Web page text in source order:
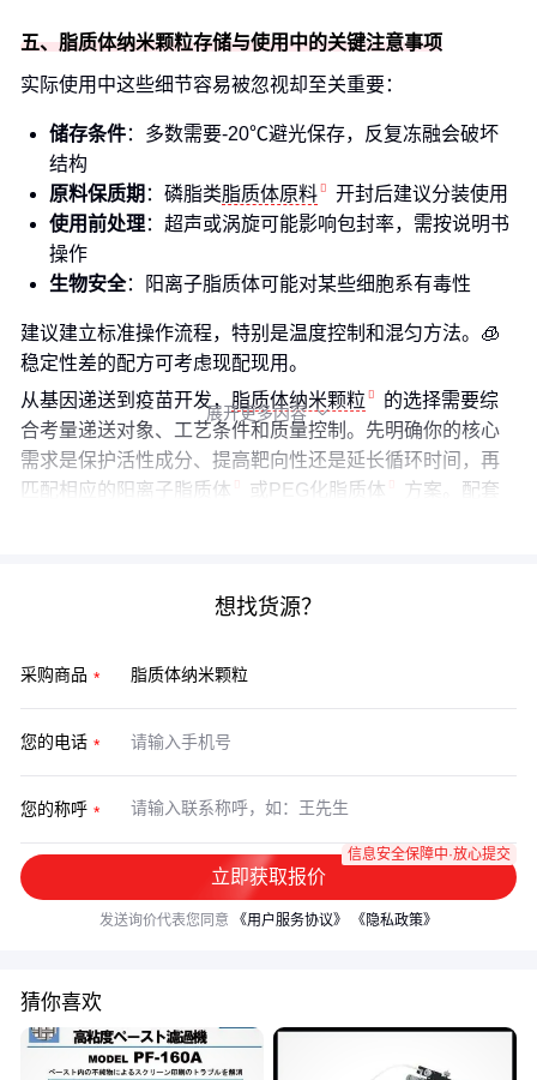
五、脂质体纳米颗粒存储与使用中的关键注意事项
实际使用中这些细节容易被忽视却至关重要：
储存条件：多数需要-20℃避光保存，反复冻融会破坏
结构
原料保质期 ：磷脂类脂质体原料
开封后建议分装使用
使用前处理：超声或涡旋可能影响包封率，需按说明书
操作
生物安全：阳离子脂质体可能对某些细胞系有毒性
建议建立标准操作流程，特别是温度控制和混匀方法。🧊
稳定性差的配方可考虑现配现用。
从基因递送到疫苗开发， 脂质体纳米颗粒
的选择需要综
合考量递送对象、工艺条件和质量控制。先明确你的核心
需求是保护活性成分、提高靶向性还是延长循环时间，再
匹配相应的 阳离子脂质体 或PEG化脂质体
方案。配套
展开更多内容 
想找货源？
采购商品
您的电话
您的称呼
立即获取报价
信息安全保障中·放心提交
发送询价代表您同意 《用户服务协议》 《隐私政策》
猜你喜欢